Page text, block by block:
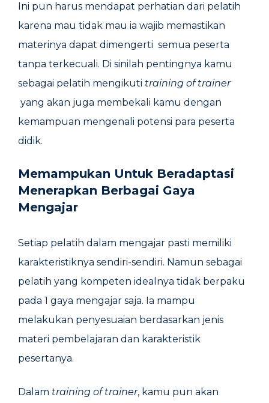
Ini pun harus mendapat perhatian dari pelatih
karena mau tidak mau ia wajib memastikan
materinya dapat dimengerti semua peserta
tanpa terkecuali. Di sinilah pentingnya kamu
sebagai pelatih mengikuti training of trainer
yang akan juga membekali kamu dengan
kemampuan mengenali potensi para peserta
didik.
Memampukan Untuk Beradaptasi
Menerapkan Berbagai Gaya
Mengajar
Setiap pelatih dalam mengajar pasti memiliki
karakteristiknya sendiri-sendiri. Namun sebagai
pelatih yang kompeten idealnya tidak berpaku
pada 1 gaya mengajar saja. Ia mampu
melakukan penyesuaian berdasarkan jenis
materi pembelajaran dan karakteristik
pesertanya.
Dalam training of trainer, kamu pun akan